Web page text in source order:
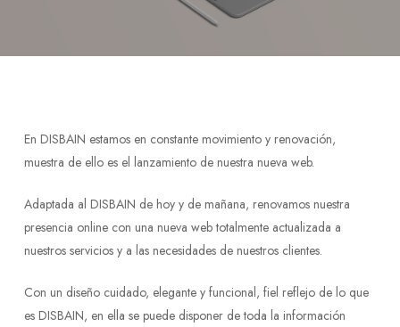
En DISBAIN estamos en constante movimiento y renovación,
muestra de ello es el lanzamiento de nuestra nueva web.
Adaptada al DISBAIN de hoy y de mañana, renovamos nuestra
presencia online con una nueva web totalmente actualizada a
nuestros servicios y a las necesidades de nuestros clientes.
Con un diseño cuidado, elegante y funcional, fiel reflejo de lo que
es DISBAIN, en ella se puede disponer de toda la información